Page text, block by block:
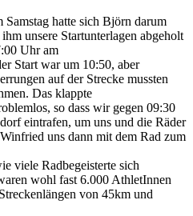
Samstag hatte sich Björn darum
unsere Startunterlagen abgeholt
Uhr am
Start war um 10:50, aber
auf der Strecke mussten
Das klappte
so dass wir gegen 09:30
eintrafen, um uns und die Räder
uns dann mit dem Rad zum
viele Radbegeisterte sich
wohl fast 6.000 AthletInnen
von 45km und